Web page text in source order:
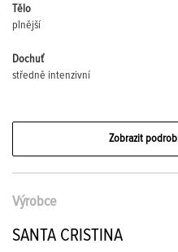
Tělo
plnější
Dochuť
středně intenzivní
Zobrazit
Výrobce
SANTA CRISTINA